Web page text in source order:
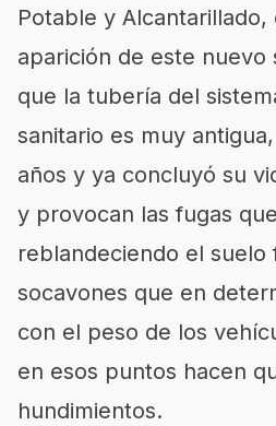
Potable y
aparición de este nuevo
que la tubería del
sanitario es muy
años y ya concluyó su
y provocan las fugas
reblandeciendo el suelo
socavones que en
con el peso de los
en esos puntos hacen
hundimientos.